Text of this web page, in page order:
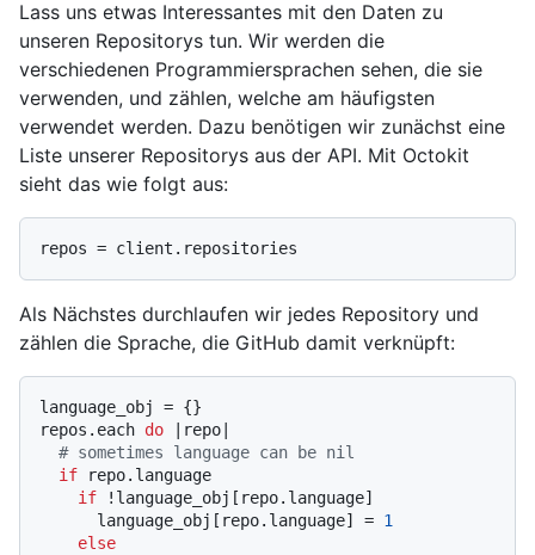
Lass uns etwas Interessantes mit den Daten zu
unseren Repositorys tun. Wir werden die
verschiedenen Programmiersprachen sehen, die sie
verwenden, und zählen, welche am häufigsten
verwendet werden. Dazu benötigen wir zunächst eine
Liste unserer Repositorys aus der API. Mit Octokit
sieht das wie folgt aus:
Als Nächstes durchlaufen wir jedes Repository und
zählen die Sprache, die GitHub damit verknüpft:
language_obj = {}
repos.each do repo
# sometimes language can be nil
if repo.language
if !language_obj[repo.language]
      language_obj[repo.language] =
1
else